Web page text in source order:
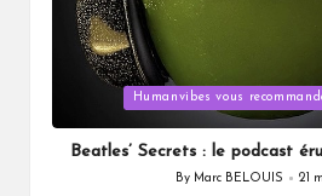
Humanvibes vous
Beatles’ Secrets : le podcast
Posted
By Marc BELOUIS 21